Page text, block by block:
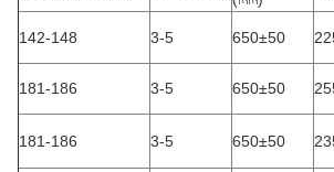
142-148 3-5 650±50
181-186 3-5 650±50
181-186 3-5 650±50